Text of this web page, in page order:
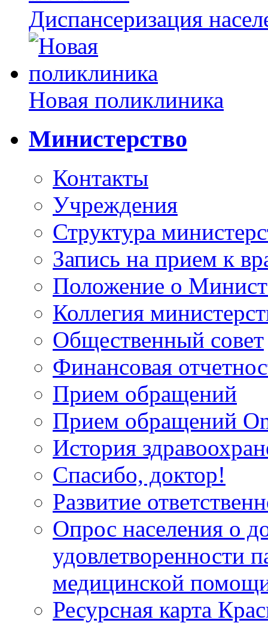
Диспансеризация
Новая поликлиника
Министерство
Контакты
Учреждения
Структура
Запись на прием к
Положение о
Коллегия
Общественный совет
Финансовая
Прием обращений
Прием обращений
История
Спасибо, доктор!
Развитие
Опрос населения о
удовлетворенности
медицинской
Ресурсная карта